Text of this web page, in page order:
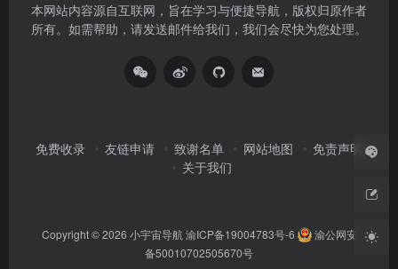
本网站内容源自互联网，旨在学习与便捷导航，版权归原作者
所有。如需帮助，请发送邮件给我们，我们会尽快为您处理。
免费收录 友链申请 致谢名单 网站地图
免责声明
关于我们
Copyright © 2026 小宇宙导航 渝ICP备19004783号-6
渝公网安
备50010702505670号